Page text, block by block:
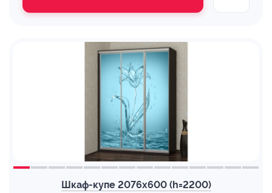
Шкаф-купе 2076х600 (h=2200)